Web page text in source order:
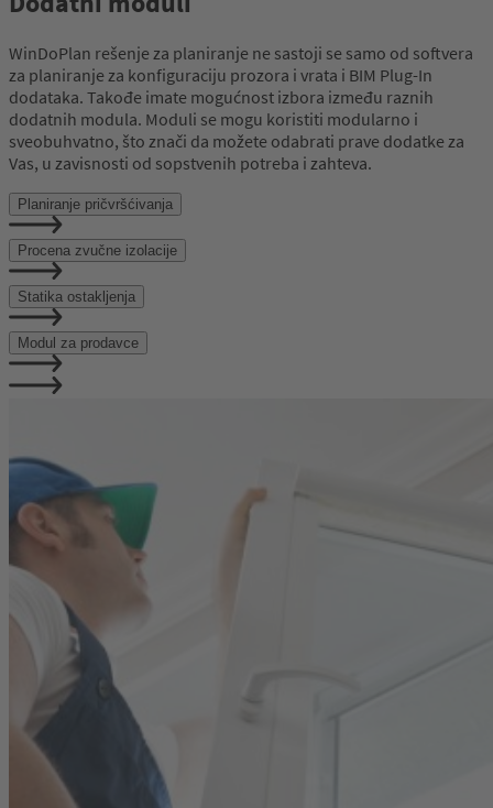
WinDoPlan rešenje za planiranje ne sastoji se samo od softvera
za planiranje za konfiguraciju prozora i vrata i BIM Plug-In
dodataka. Takođe imate mogućnost izbora između raznih
dodatnih modula. Moduli se mogu koristiti modularno i
sveobuhvatno, što znači da možete odabrati prave dodatke za
Vas, u zavisnosti od sopstvenih potreba i zahteva.
Planiranje pričvršćivanja
Procena zvučne izolacije
Statika ostakljenja
Modul za prodavce